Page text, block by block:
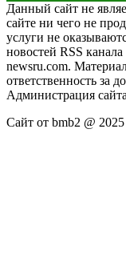
Данный сайт не
сайте ни чего не
услуги не
новостей RSS
newsru.com.
ответственность за
Администрация
Сайт от bmb2 @ 2025